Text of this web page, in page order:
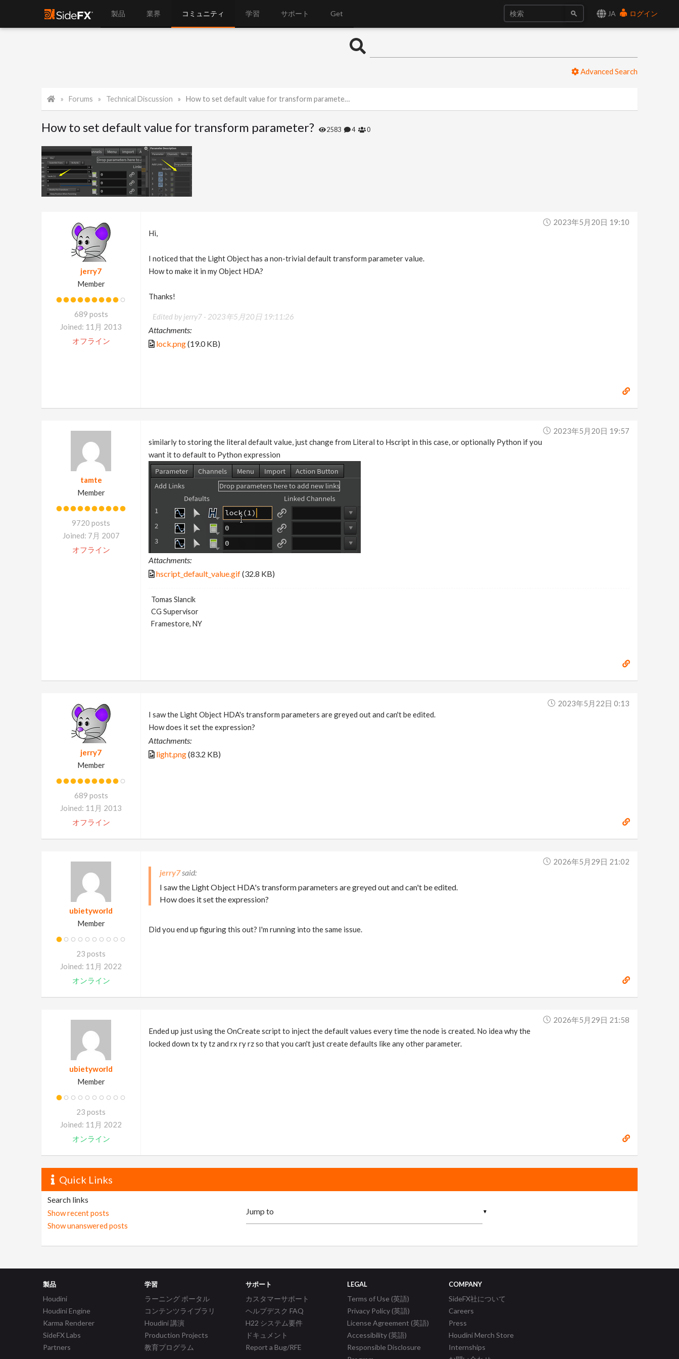
JA ログイン
製品 業界 コミュニティ 学習 サポート Get
Advanced Search
Forums Technical Discussion How to set default value for transform parameter?
How to set default value for transform parameter? 2583 4 0
jerry7
Member
689 posts
Joined: 11月 2013
オフライン
2023年5月20日 19:10
Hi,
I noticed that the Light Object has a non-trivial default transform parameter value.
How to make it in my Object HDA?
Thanks!
Edited by jerry7 - 2023年5月20日 19:11:26
Attachments:
lock.png(19.0 KB)
tamte
Member
9720 posts
Joined: 7月 2007
オフライン
2023年5月20日 19:57
similarly to storing the literal default value, just change from Literal to Hscript in this case, or optionally Python if you
want it to default to Python expression
Attachments:
hscript_default_value.gif(32.8 KB)
Tomas Slancik
CG Supervisor
Framestore, NY
jerry7
Member
689 posts
Joined: 11月 2013
オフライン
2023年5月22日 0:13
I saw the Light Object HDA's transform parameters are greyed out and can't be edited.
How does it set the expression?
Attachments:
light.png(83.2 KB)
ubietyworld
Member
23 posts
Joined: 11月 2022
オンライン
2026年5月29日 21:02
jerry7
I saw the Light Object HDA's transform parameters are greyed out and can't be edited.
How does it set the expression?
Did you end up figuring this out? I'm running into the same issue.
ubietyworld
Member
23 posts
Joined: 11月 2022
オンライン
2026年5月29日 21:58
Ended up just using the OnCreate script to inject the default values every time the node is created. No idea why the
locked down tx ty tz and rx ry rz so that you can't just create defaults like any other parameter.
Quick Links
Search links
Show recent posts
Show unanswered posts
▼
製品
Houdini
Houdini Engine
Karma Renderer
SideFX Labs
Partners
学習
ラーニング ポータル
コンテンツライブラリ
Houdini 講演
Production Projects
教育プログラム
サポート
カスタマーサポート
ヘルプデスク FAQ
H22 システム要件
ドキュメント
Report a Bug/RFE
LEGAL
Terms of Use (英語)
Privacy Policy (英語)
License Agreement (英語)
Accessibility (英語)
Responsible Disclosure
COMPANY
SideFX社について
Careers
Press
Houdini Merch Store
Internships